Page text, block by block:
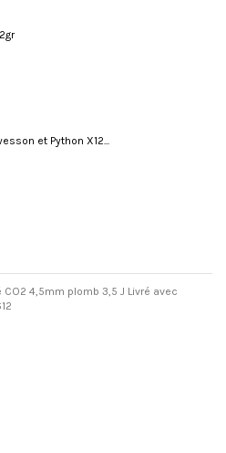
et Python X12...
4,5mm plomb 3,5 J Livré avec